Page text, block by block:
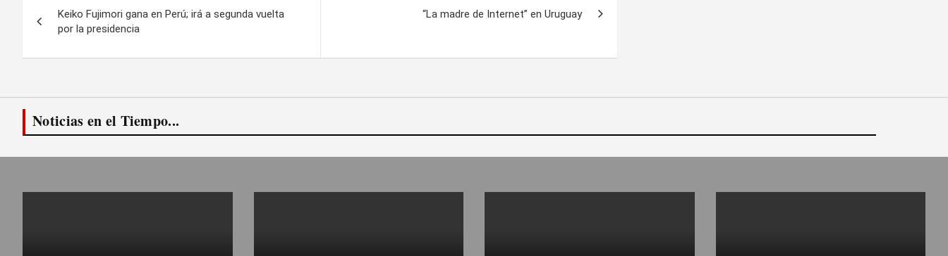
de
entradas
Keiko Fujimori gana en Perú; irá a segunda vuelta
por la presidencia
“La madre de Internet” en Uruguay
Noticias en el Tiempo...